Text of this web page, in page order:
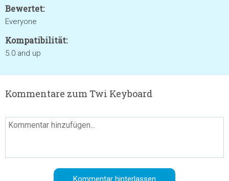
Bewertet:
Everyone
Kompatibilität:
5.0 and up
Kommentare zum Twi Keyboard